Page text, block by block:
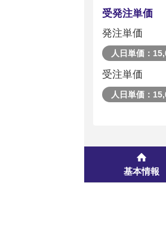
受発注単価
発注単価
人日単価：
受注単価
人日単価：
基本情報